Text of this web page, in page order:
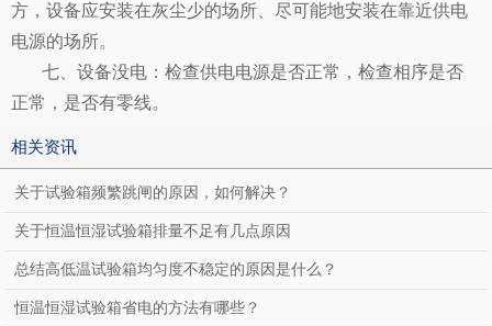
方，设备应安装在灰尘少的场所、尽可能地安装在靠近供电
电源的场所。
七、设备没电：检查供电电源是否正常，检查相序是否
正常，是否有零线。
相关资讯
关于试验箱频繁跳闸的原因，如何解决？
关于恒温恒湿试验箱排量不足有几点原因
总结高低温试验箱均匀度不稳定的原因是什么？
恒温恒湿试验箱省电的方法有哪些？